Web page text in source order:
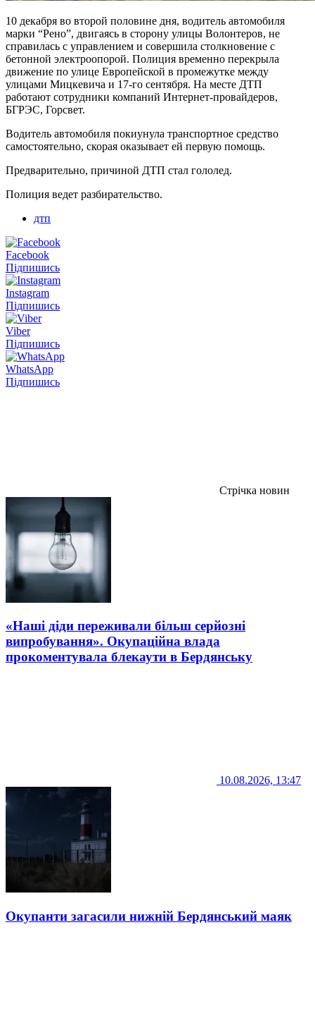
10 декабря во второй половине дня, водитель автомобиля
марки “Рено”, двигаясь в сторону улицы Волонтеров, не
справилась с управлением и совершила столкновение с
бетонной электроопорой. Полиция временно перекрыла
движение по улице Европейской в промежутке между
улицами Мицкевича и 17-го сентября. На месте ДТП
работают сотрудники компаний Интернет-провайдеров,
БГРЭС, Горсвет.
Водитель автомобиля покиунула транспортное средство
самостоятельно, скорая оказывает ей первую помощь.
Предварительно, причиной ДТП стал гололед.
Полиция ведет разбирательство.
дтп
Facebook
Підпишись
Instagram
Підпишись
Viber
Підпишись
WhatsApp
Підпишись
Стрічка новин
«Наші діди переживали більш серйозні
випробування». Окупаційна влада
прокоментувала блекаути в Бердянську
10.08.2026, 13:47
Окупанти загасили нижній Бердянський маяк